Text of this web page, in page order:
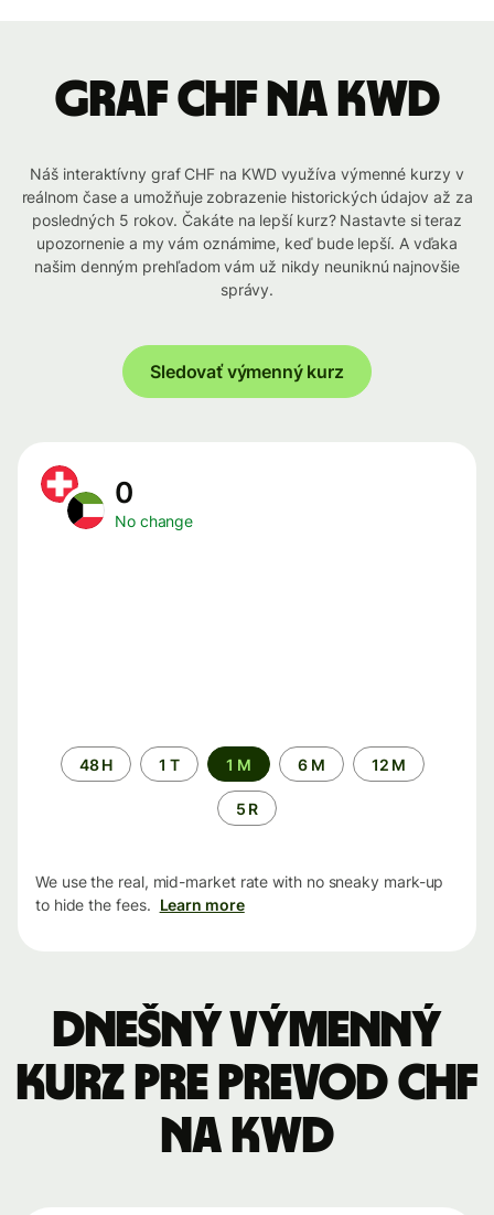
graf CHF na KWD
Náš interaktívny graf CHF na KWD využíva výmenné kurzy v
reálnom čase a umožňuje zobrazenie historických údajov až za
posledných 5 rokov. Čakáte na lepší kurz? Nastavte si teraz
upozornenie a my vám oznámime, keď bude lepší. A vďaka
našim denným prehľadom vám už nikdy neuniknú najnovšie
správy.
Sledovať výmenný kurz
0
No change
Time
period
48 H 1 T 1 M 6 M 12 M
5 R
We use the real, mid-market rate with no sneaky mark-up
to hide the fees. Learn more
Dnešný výmenný
kurz pre prevod CHF
na KWD